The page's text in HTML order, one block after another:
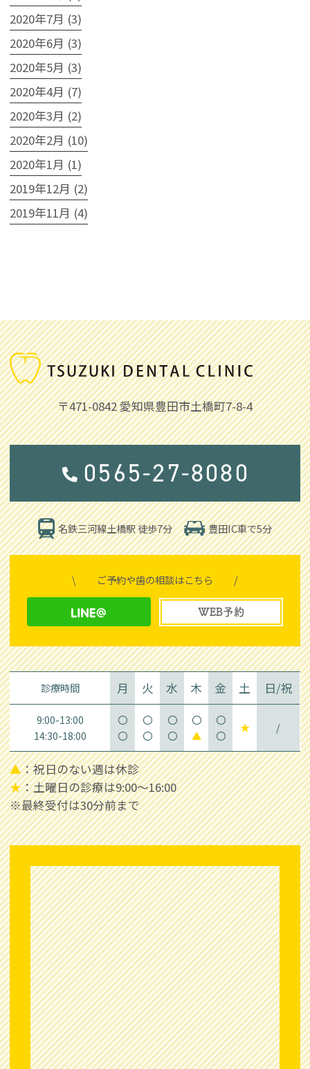
2020年7月 (3)
2020年6月 (3)
2020年5月 (3)
2020年4月 (7)
2020年3月 (2)
2020年2月 (10)
2020年1月 (1)
2019年12月 (2)
2019年11月 (4)
〒471-0842愛知県豊田市土橋町7-8-4
0565-27-8080
名鉄三河線土橋駅 徒歩7分 豊田IC車で5分
\ ご予約や歯の相談はこちら /
WEB予約
診療時間 月 火 水 木 金 土 日/祝
9:00-13:00 〇 〇 〇 〇 〇
★ /
14:30-18:00 〇 〇 〇 ▲ 〇
▲：祝日のない週は休診
★：土曜日の診療は9:00～16:00
※最終受付は30分前まで